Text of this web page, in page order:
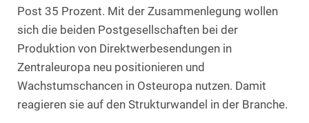
Post 35 Prozent. Mit der Zusammenlegung wollen
sich die beiden Postgesellschaften bei der
Produktion von Direktwerbesendungen in
Zentraleuropa neu positionieren und
Wachstumschancen in Osteuropa nutzen. Damit
reagieren sie auf den Strukturwandel in der Branche.